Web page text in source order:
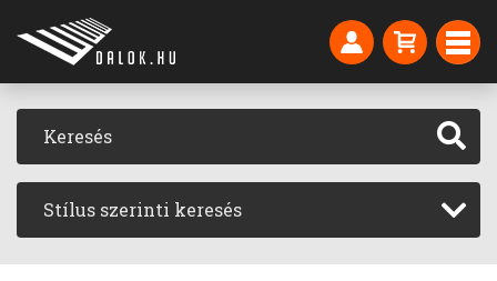
Stílus szerinti keresés